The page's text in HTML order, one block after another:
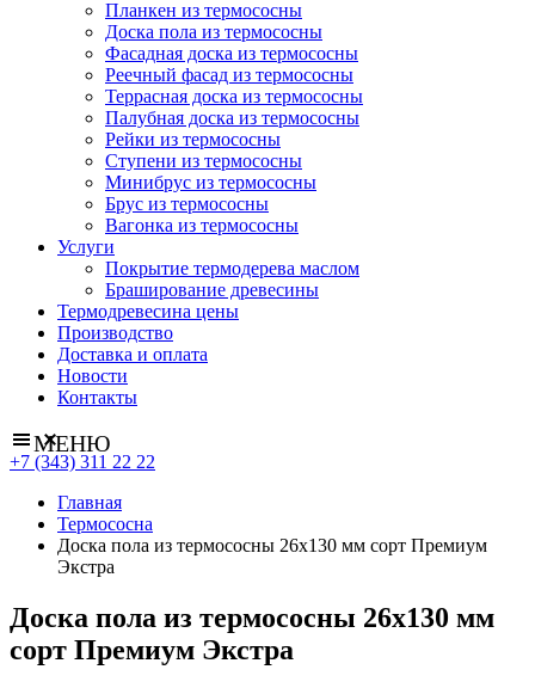
Планкен из термососны
Доска пола из термососны
Фасадная доска из термососны
Реечный фасад из термососны
Террасная доска из термососны
Палубная доска из термососны
Рейки из термососны
Ступени из термососны
Минибрус из термососны
Брус из термососны
Вагонка из термососны
Услуги
Покрытие термодерева маслом
Браширование древесины
Термодревесина цены
Производство
Доставка и оплата
Новости
Контакты
МЕНЮ
+7 (343) 311 22 22
Главная
Термососна
Доска пола из термососны 26х130 мм сорт Премиум
Экстра
Доска пола из термососны 26х130 мм
сорт Премиум Экстра